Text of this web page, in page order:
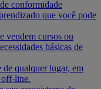
conformidade
que você pode
vendem cursos ou
básicas de
qualquer lugar, em
line.